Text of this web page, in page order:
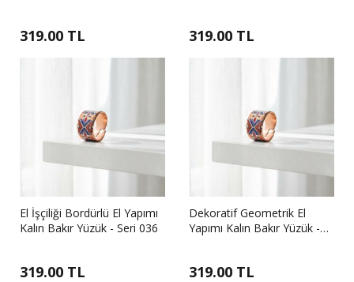
319.00 TL 319.00 TL
El İşçiliği Bordürlü El Yapımı
Kalın Bakır Yüzük - Seri 036
319.00 TL
Dekoratif Geometrik El
Yapımı Kalın Bakır Yüzük -
319.00 TL